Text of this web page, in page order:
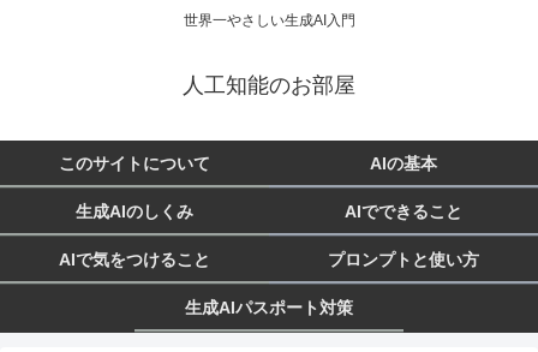
世界一やさしい生成AI入門
人工知能のお部屋
このサイトについて AIの基本
生成AIのしくみ AIでできること
AIで気をつけること プロンプトと使い方
生成AIパスポート対策